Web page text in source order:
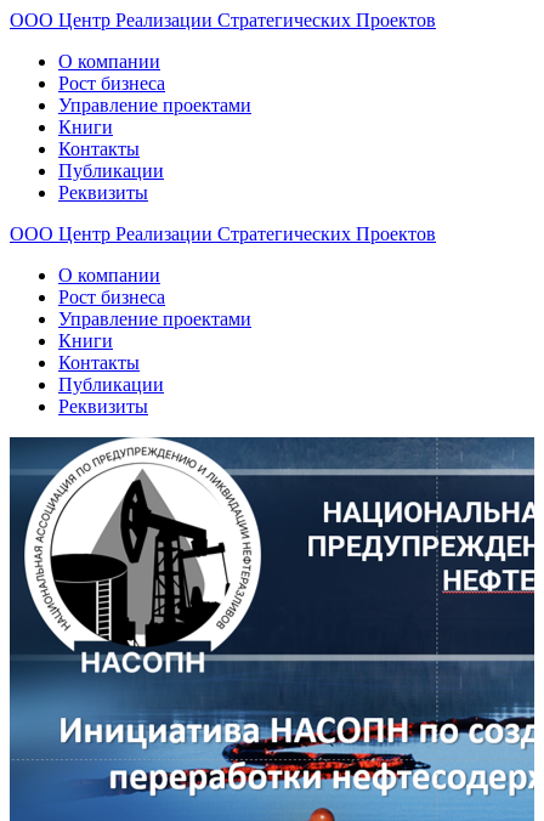
ООО Центр Реализации Стратегических Проектов
О компании
Рост бизнеса
Управление проектами
Книги
Контакты
Публикации
Реквизиты
ООО Центр Реализации Стратегических Проектов
О компании
Рост бизнеса
Управление проектами
Книги
Контакты
Публикации
Реквизиты